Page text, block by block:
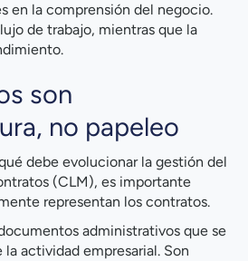
en la comprensión del negocio.
de trabajo, mientras que la
son
no papeleo
debe evolucionar la gestión del
(CLM), es importante
representan los contratos.
administrativos que se
la actividad empresarial. Son